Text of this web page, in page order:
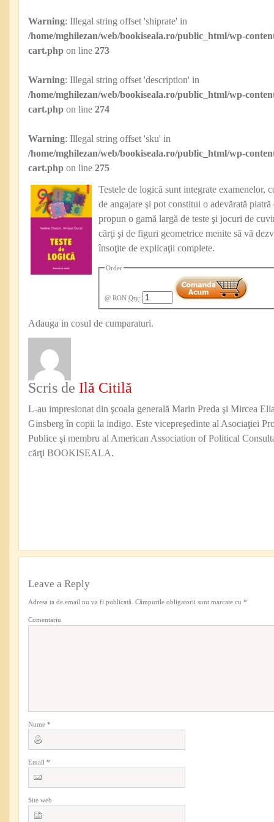
Warning: Illegal string offset 'shiprate' in
/home/mghilezan/web/bookiseala.ro/public_html/wp-
cart.php on line 273
Warning: Illegal string offset 'description' in
/home/mghilezan/web/bookiseala.ro/public_html/wp-
cart.php on line 274
Warning: Illegal string offset 'sku' in
/home/mghilezan/web/bookiseala.ro/public_html/wp-
cart.php on line 275
Testele de logică sunt integrate examenelor,
de angajare şi pot constitui o adevărată
propun o gamă largă de teste şi jocuri de
cărţi şi de figuri geometrice menite să vă
însoţite de explicaţii complete.
Order
@ RON Qty:
Adauga in cosul de cumparaturi.
Scris de Ilă Citilă
L-au impresionat din şcoala generală Marin Preda şi Mircea
Ginsberg în copii la indigo. Este vicepreşedinte al Asociaţiei
Publice şi membru al American Association of Political
cărţi BOOKISEALA.
Leave a Reply
Adresa ta de email nu va fi publicată. Câmpurile obligatorii sunt marcate cu *
Comentariu
Nume *
Email *
Site web